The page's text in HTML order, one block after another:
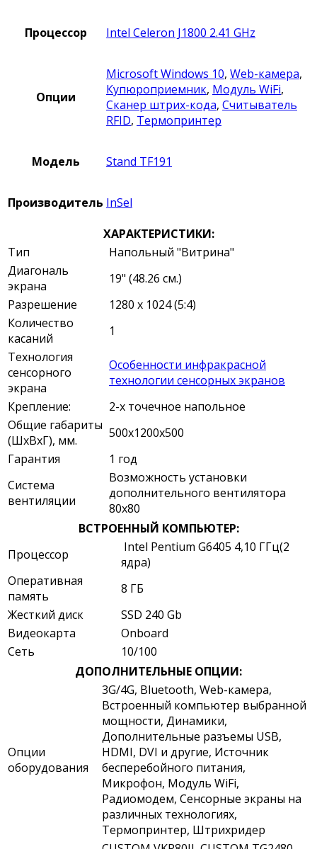
Процессор Intel Celeron J1800 2.41 GHz
Опции
Microsoft Windows 10, Web-камера,
Купюроприемник, Модуль WiFi,
Сканер штрих-кода, Считыватель
RFID, Термопринтер
Модель Stand TF191
Производитель InSel
ХАРАКТЕРИСТИКИ:
Тип
Напольный "Витрина"
Диагональ
экрана
19" (48.26 см.)
Разрешение
1280 x 1024 (5:4)
Количество
касаний
1
Технология
сенсорного
экрана
Особенности инфракрасной
технологии сенсорных экранов
Крепление:
2-х точечное напольное
Общие габариты
(ШхВхГ), мм.
500х1200х500
Гарантия
1 год
Система
вентиляции
Возможность установки
дополнительного вентилятора
80х80
ВСТРОЕННЫЙ КОМПЬЮТЕР:
Процессор
Intel Pentium G6405 4,10 ГГц(2
ядра)
Оперативная
память
8 ГБ
Жесткий диск
SSD 240 Gb
Видеокарта
Onboard
Сеть
10/100
ДОПОЛНИТЕЛЬНЫЕ ОПЦИИ:
Опции
оборудования
3G/4G, Bluetooth, Web-камера,
Встроенный компьютер выбранной
мощности, Динамики,
Дополнительные разъемы USB,
HDMI, DVI и другие, Источник
бесперебойного питания,
Микрофон, Модуль WiFi,
Радиомодем, Сенсорные экраны на
различных технологиях,
Термопринтер, Штрихридер